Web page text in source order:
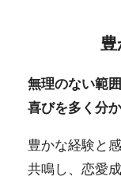
豊
無理のない範
喜びを多く分
豊かな経験と
共鳴し、恋愛